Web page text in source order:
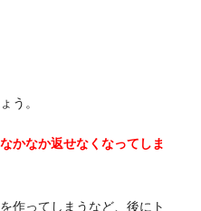
う。
なかなか返せなくなってしま
作ってしまうなど、後にト